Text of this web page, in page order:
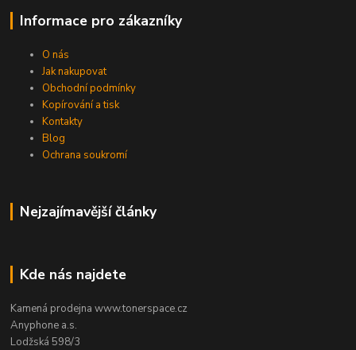
Informace pro zákazníky
O nás
Jak nakupovat
Obchodní podmínky
Kopírování a tisk
Kontakty
Blog
Ochrana soukromí
Nejzajímavější články
Kde nás najdete
Kamená prodejna www.tonerspace.cz
Anyphone a.s.
Lodžská 598/3